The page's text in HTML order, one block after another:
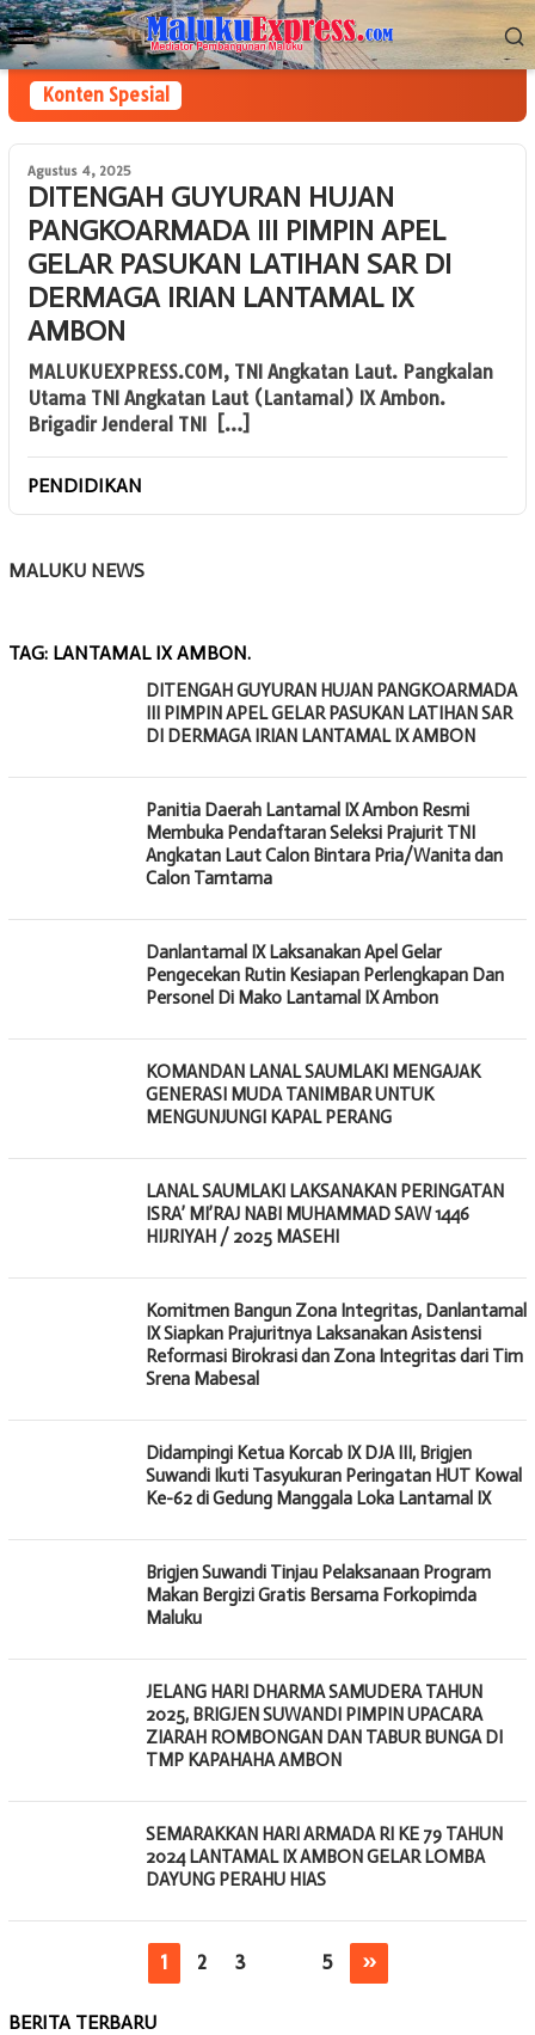
Loncat
ke
konten
Menu
Mobile
Konten Spesial
Agustus 4, 2025
DITENGAH GUYURAN HUJAN
PANGKOARMADA III PIMPIN APEL
GELAR PASUKAN LATIHAN SAR DI
DERMAGA IRIAN LANTAMAL IX
AMBON
MALUKUEXPRESS.COM, TNI Angkatan Laut. Pangkalan
Utama TNI Angkatan Laut (Lantamal) IX Ambon.
Brigadir Jenderal TNI […]
PENDIDIKAN
MALUKU NEWS
TAG: LANTAMAL IX AMBON.
DITENGAH GUYURAN HUJAN PANGKOARMADA
III PIMPIN APEL GELAR PASUKAN LATIHAN SAR
DI DERMAGA IRIAN LANTAMAL IX AMBON
Panitia Daerah Lantamal IX Ambon Resmi
Membuka Pendaftaran Seleksi Prajurit TNI
Angkatan Laut Calon Bintara Pria/Wanita dan
Calon Tamtama
Danlantamal IX Laksanakan Apel Gelar
Pengecekan Rutin Kesiapan Perlengkapan Dan
Personel Di Mako Lantamal IX Ambon
KOMANDAN LANAL SAUMLAKI MENGAJAK
GENERASI MUDA TANIMBAR UNTUK
MENGUNJUNGI KAPAL PERANG
LANAL SAUMLAKI LAKSANAKAN PERINGATAN
ISRA’ MI’RAJ NABI MUHAMMAD SAW 1446
HIJRIYAH / 2025 MASEHI
Komitmen Bangun Zona Integritas, Danlantamal
IX Siapkan Prajuritnya Laksanakan Asistensi
Reformasi Birokrasi dan Zona Integritas dari Tim
Srena Mabesal
Didampingi Ketua Korcab IX DJA III, Brigjen
Suwandi Ikuti Tasyukuran Peringatan HUT Kowal
Ke-62 di Gedung Manggala Loka Lantamal IX
Brigjen Suwandi Tinjau Pelaksanaan Program
Makan Bergizi Gratis Bersama Forkopimda
Maluku
JELANG HARI DHARMA SAMUDERA TAHUN
2025, BRIGJEN SUWANDI PIMPIN UPACARA
ZIARAH ROMBONGAN DAN TABUR BUNGA DI
TMP KAPAHAHA AMBON
SEMARAKKAN HARI ARMADA RI KE 79 TAHUN
2024 LANTAMAL IX AMBON GELAR LOMBA
DAYUNG PERAHU HIAS
1 2 3 5 »
BERITA TERBARU